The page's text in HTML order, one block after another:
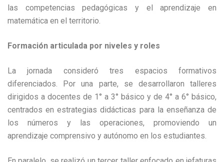
las competencias pedagógicas y el aprendizaje en
matemática en el territorio.
Formación articulada por niveles y roles
La jornada consideró tres espacios formativos
diferenciados. Por una parte, se desarrollaron talleres
dirigidos a docentes de 1° a 3° básico y de 4° a 6° básico,
centrados en estrategias didácticas para la enseñanza de
los números y las operaciones, promoviendo un
aprendizaje comprensivo y autónomo en los estudiantes.